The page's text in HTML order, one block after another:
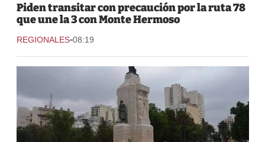
Piden transitar con precaución por la ruta 78
que une la 3 con Monte Hermoso
REGIONALES-08:19